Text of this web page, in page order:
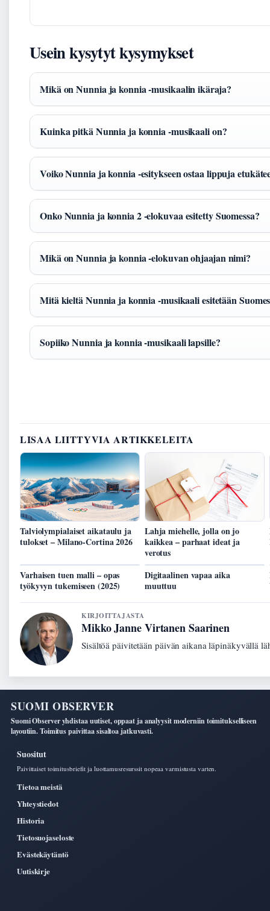
Usein kysytyt kysymykset
Mikä on Nunnia ja konnia -musikaalin ikäraja?
Kuinka pitkä Nunnia ja konnia -musikaali on?
Voiko Nunnia ja konnia -esitykseen ostaa lippuja
Onko Nunnia ja konnia 2 -elokuvaa esitetty Suomessa?
Mikä on Nunnia ja konnia -elokuvan ohjaajan nimi?
Mitä kieltä Nunnia ja konnia -musikaali esitetään
Sopiiko Nunnia ja konnia -musikaali lapsille?
LISAA LIITTYVIA ARTIKKELEITA
Talviolympialaiset aikataulu ja
tulokset – Milano-Cortina 2026
Lahja miehelle, jolla on jo
kaikkea – parhaat ideat ja
verotus
Varhaisen tuen malli – opas
työkyvyn tukemiseen (2025)
Digitaalinen vapaa aika
muuttuu
KIRJOITTAJASTA
Mikko Janne Virtanen Saarinen
Sisältöä päivitetään päivän aikana läpinäkyvällä
SUOMI OBSERVER
Suomi Observer yhdistaa uutiset, oppaat ja analyysit moderniin toimitukselliseen
layoutiin. Toimitus paivittaa sisaltoa jatkuvasti.
Suositut
Paivittaiset toimitusbriefit ja luottamusresurssit nopeaa varmistusta varten.
Tietoa meistä
Yhteystiedot
Historia
Tietosuojaseloste
Evästekäytäntö
Uutiskirje